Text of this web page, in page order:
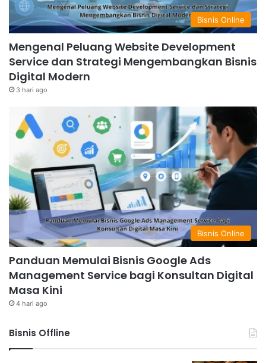
Bisnis Online
Mengenal Peluang Website Development
Service dan Strategi Mengembangkan Bisnis
Digital Modern
3 hari ago
Bisnis Online
Panduan Memulai Bisnis Google Ads
Management Service bagi Konsultan Digital
Masa Kini
4 hari ago
Bisnis Offline